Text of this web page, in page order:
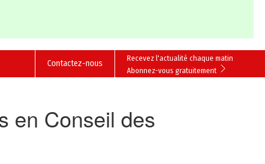
Recevez l'actualité chaque matin
Abonnez-vous gratuitement
Contactez-nous
en Conseil des